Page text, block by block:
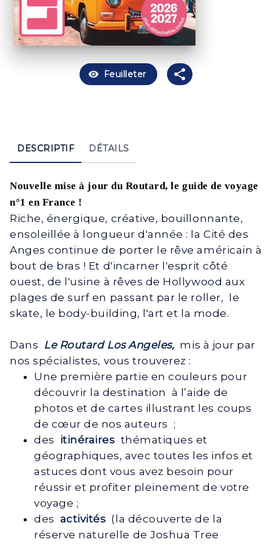
visibility Feuilleter
DESCRIPTIF DÉTAILS
Nouvelle mise à jour du Routard, le guide de voyage
n°1 en France !
Riche, énergique, créative, bouillonnante,
ensoleillée à longueur d'année : la Cité des
Anges continue de porter le rêve américain à
bout de bras ! Et d'incarner l'esprit côté
ouest, de l'usine à rêves de Hollywood aux
plages de surf en passant par le roller, le
skate, le body-building, l'art et la mode.
Dans Le Routard Los Angeles, mis à jour par
nos spécialistes, vous trouverez :
Une première partie en couleurs pour
découvrir la destination à l’aide de
photos et de cartes illustrant les coups
de cœur de nos auteurs ;
des itinéraires thématiques et
géographiques, avec toutes les infos et
astuces dont vous avez besoin pour
réussir et profiter pleinement de votre
voyage ;
des activités (la découverte de la
réserve naturelle de Joshua Tree